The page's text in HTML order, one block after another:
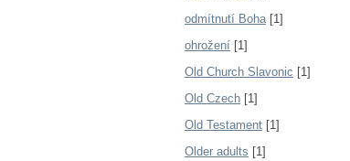
odmítnutí Boha[1]
ohrožení [1]
Old Church Slavonic [1]
Old Czech [1]
Old Testament [1]
Older adults [1]